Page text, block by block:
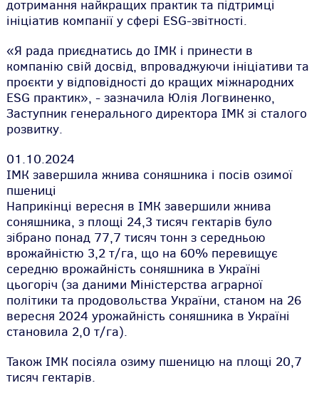
дотримання найкращих практик та підтримці
ініціатив компанії у сфері ESG-звітності.
«Я рада приєднатись до ІМК і принести в
компанію свій досвід, впроваджуючи ініціативи та
проєкти у відповідності до кращих міжнародних
ESG практик», - зазначила Юлія Логвиненко,
Заступник генерального директора ІМК зі сталого
розвитку.
01.10.2024
ІМК завершила жнива соняшника і посів озимої
пшениці
Наприкінці вересня в ІМК завершили жнива
соняшника, з площі 24,3 тисяч гектарів було
зібрано понад 77,7 тисяч тонн з середньою
врожайністю 3,2 т/га, що на 60% перевищує
середню врожайність соняшника в Україні
цьогоріч (за даними Міністерства аграрної
політики та продовольства України, станом на 26
вересня 2024 урожайність соняшника в Україні
становила 2,0 т/га).
Також ІМК посіяла озиму пшеницю на площі 20,7
тисяч гектарів.